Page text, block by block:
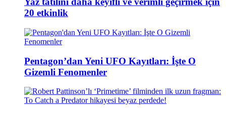
20 etkinlik
Pentagon’dan Yeni UFO Kayıtları: İşte O
Gizemli Fenomenler